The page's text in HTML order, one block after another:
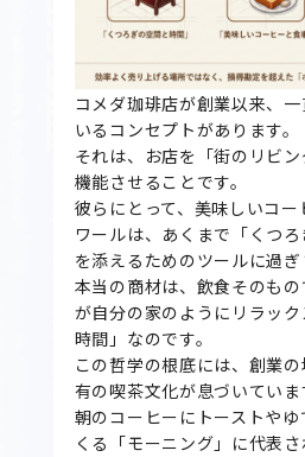
コメダ珈琲店が創業以来、
いるコンセプトがあります。
それは、お店を「街のリビ
機能させることです。
彼らにとって、美味しいコー
ワールは、あくまで「くつ
を添えるためのツールに過ぎ
本当の商材は、飲食そのも
が自分の家のようにリラッ
時間」なのです。
この哲学の根底には、創業
有の喫茶文化が息づいていま
朝のコーヒーにトーストや
くる「モーニング」に代表